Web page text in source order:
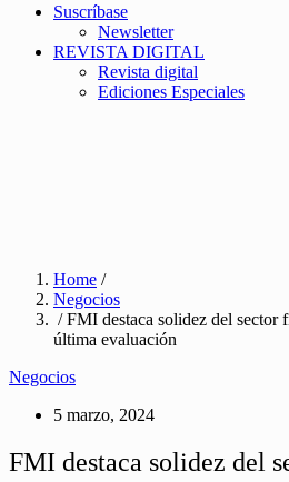
Suscríbase
Newsletter
REVISTA DIGITAL
Revista digital
Ediciones Especiales
Home /
Negocios
/ FMI destaca solidez del sector
última evaluación
Negocios
5 marzo, 2024
FMI destaca solidez del